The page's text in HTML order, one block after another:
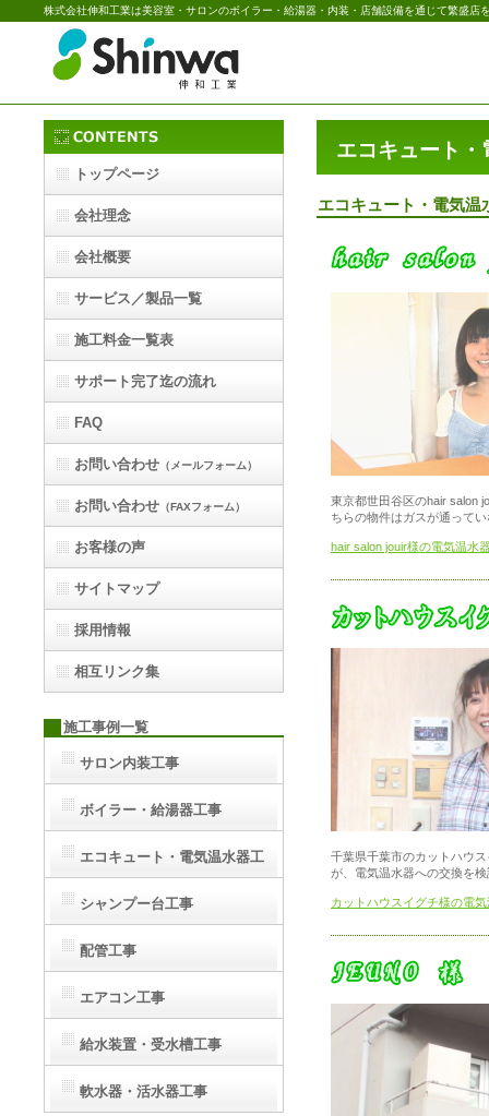
株式会社伸和工業は美容室・サロンのボイラー・給湯器・内装・店舗設備を通じて繁盛店
エコキュート
エコキュート・電気温
東京都世田谷区のhair salon
ちらの物件はガスが通って
hair salon jouir様の電気温水
千葉県千葉市のカットハウ
が、電気温水器への交換を
カットハウスイグチ様の電
トップページ
会社理念
会社概要
サービス／製品一覧
施工料金一覧表
サポート完了迄の流れ
FAQ
お問い合わせ （メールフォーム）
お問い合わせ （FAXフォーム）
お客様の声
サイトマップ
採用情報
相互リンク集
施工事例一覧
サロン内装工事
ボイラー・給湯器工事
エコキュート・電気温水器工
事
シャンプー台工事
配管工事
エアコン工事
給水装置・受水槽工事
軟水器・活水器工事